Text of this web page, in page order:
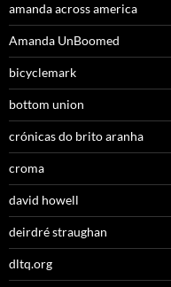
amanda across america
Amanda UnBoomed
bicyclemark
bottom union
crónicas do brito aranha
croma
david howell
deirdré straughan
dltq.org